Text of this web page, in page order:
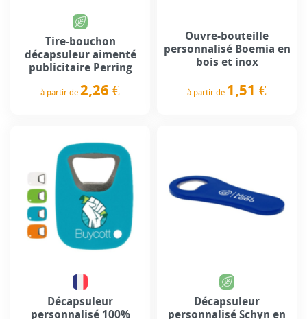
Tire-bouchon
décapsuleur aimenté
publicitaire Perring
à partir de 2,26 €
Ouvre-bouteille
personnalisé Boemia en
bois et inox
à partir de 1,51 €
Décapsuleur
personnalisé 100%
Décapsuleur
personnalisé Schyn en